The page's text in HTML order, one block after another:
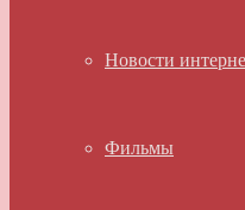
Новости
Фильмы